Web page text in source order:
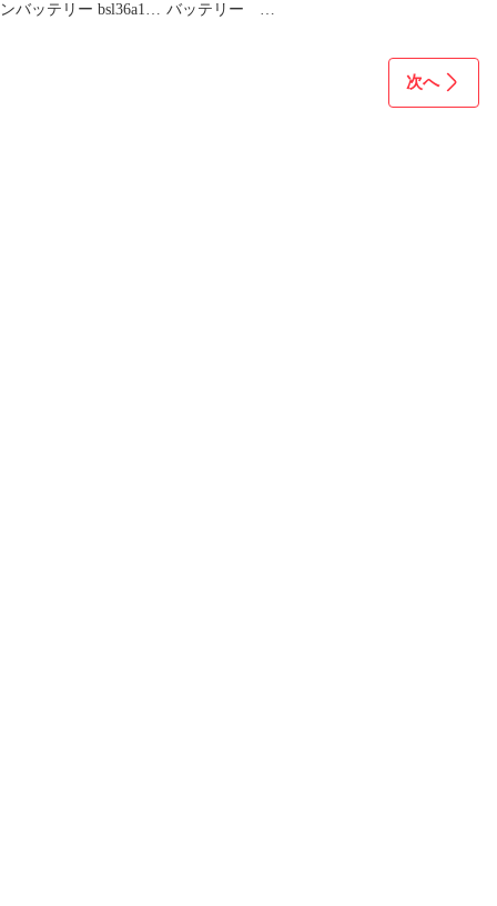
ンバッテリー bsl36a18x バッテリー
次へ